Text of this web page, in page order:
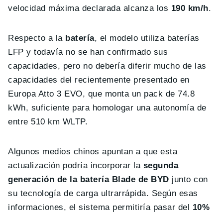
velocidad máxima declarada alcanza los 190 km/h.
Respecto a la batería, el modelo utiliza baterías
LFP y todavía no se han confirmado sus
capacidades, pero no debería diferir mucho de las
capacidades del recientemente presentado en
Europa Atto 3 EVO, que monta un pack de 74.8
kWh, suficiente para homologar una autonomía de
entre 510 km WLTP.
Algunos medios chinos apuntan a que esta
actualización podría incorporar la segunda
generación de la batería Blade de BYD junto con
su tecnología de carga ultrarrápida. Según esas
informaciones, el sistema permitiría pasar del 10%